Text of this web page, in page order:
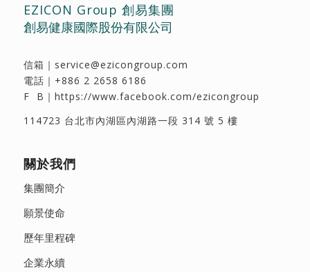
EZICON Group 創易集團
創易健康國際股份有限公司
信箱｜ service@ezicongroup.com
電話｜ +886 2 2658 6186
F B｜ https://www.facebook.com/ezicongroup
114723 台北市內湖區內湖路一段 314 號 5 樓
關於我們
集團簡介
願景使命
歷年里程碑
企業永續